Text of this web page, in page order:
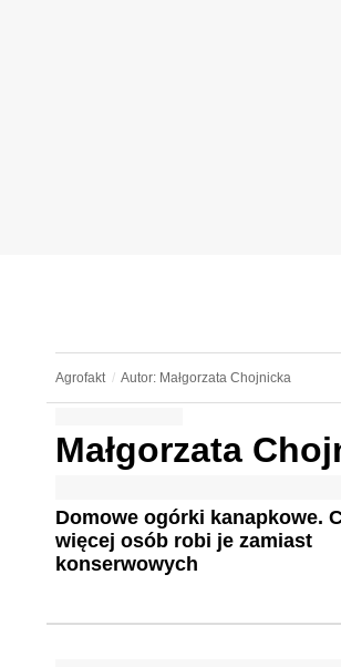
Agrofakt Autor: Małgorzata Chojnicka
Małgorzata
Domowe ogórki kanapkowe.
więcej osób robi je zamiast
konserwowych